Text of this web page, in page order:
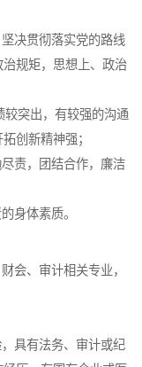
决贯彻落实党的路线
规矩，思想上、政治
较突出，有较强的沟通
创新精神强；
责，团结合作，廉洁
身体素质。
会、审计相关专业，
具有法务、审计或纪